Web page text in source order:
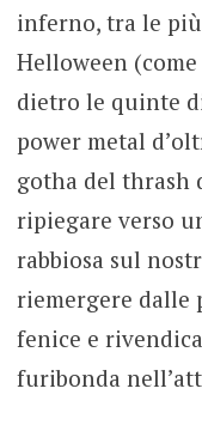
inferno, tra le
Helloween
dietro le quinte
power metal
gotha del thrash
ripiegare verso
rabbiosa sul
riemergere dalle
fenice e
furibonda